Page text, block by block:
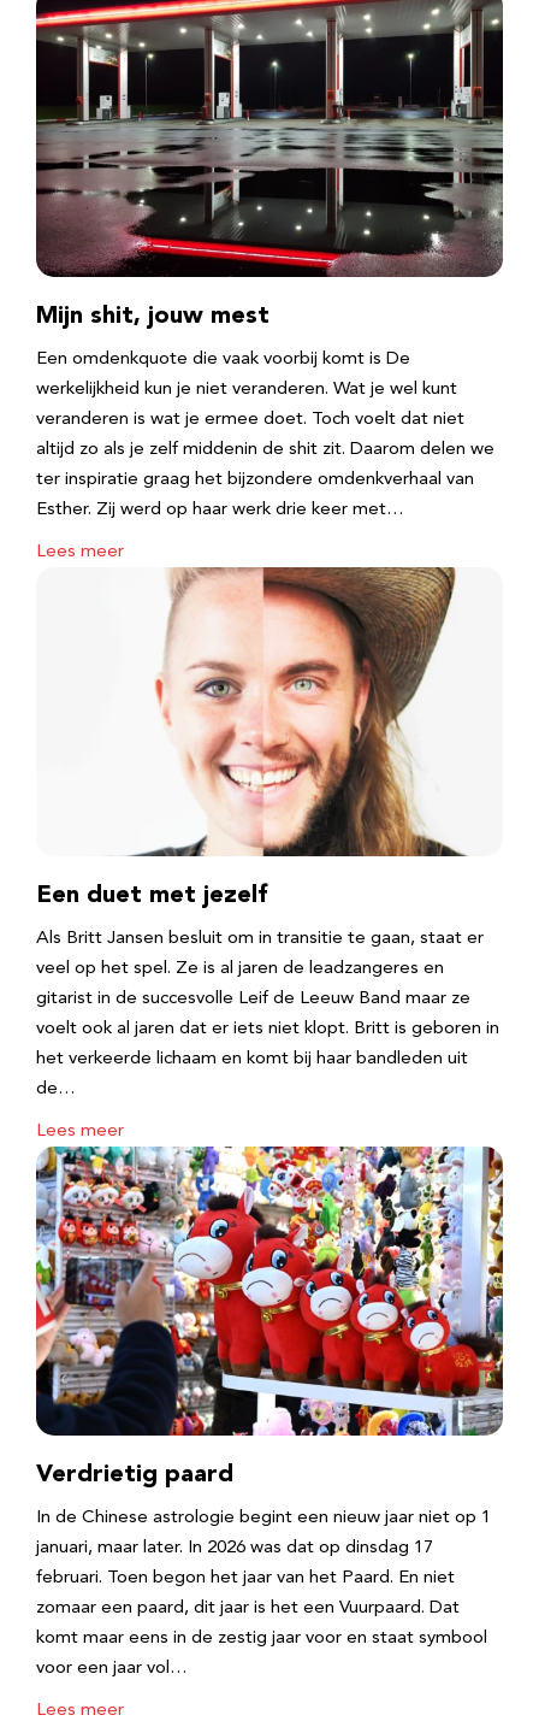
Mijn shit, jouw mest
Een omdenkquote die vaak voorbij komt is De
werkelijkheid kun je niet veranderen. Wat je wel kunt
veranderen is wat je ermee doet. Toch voelt dat niet
altijd zo als je zelf middenin de shit zit. Daarom delen we
ter inspiratie graag het bijzondere omdenkverhaal van
Esther. Zij werd op haar werk drie keer met…
Lees meer
Een duet met jezelf
Als Britt Jansen besluit om in transitie te gaan, staat er
veel op het spel. Ze is al jaren de leadzangeres en
gitarist in de succesvolle Leif de Leeuw Band maar ze
voelt ook al jaren dat er iets niet klopt. Britt is geboren in
het verkeerde lichaam en komt bij haar bandleden uit
de…
Lees meer
Verdrietig paard
In de Chinese astrologie begint een nieuw jaar niet op 1
januari, maar later. In 2026 was dat op dinsdag 17
februari. Toen begon het jaar van het Paard. En niet
zomaar een paard, dit jaar is het een Vuurpaard. Dat
komt maar eens in de zestig jaar voor en staat symbool
voor een jaar vol…
Lees meer